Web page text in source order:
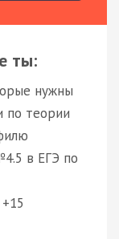
ты:
нужны
теории
в ЕГЭ по